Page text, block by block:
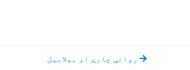
روانې چارې او بېلابېل